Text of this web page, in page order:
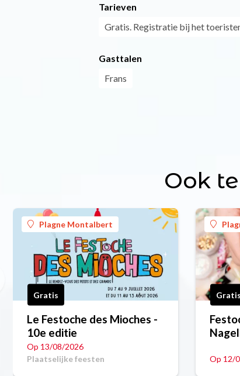
Tarieven
Gratis. Registratie bij het
Gasttalen
Frans
Ook
Plagne Montalbert
Gratis
Le Festoche des Mioches -
10e editie
Op 13/08/2026
Plaatselijke feesten
Gratis
Op 12/